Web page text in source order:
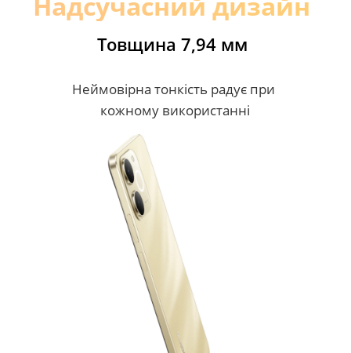
Неймовірна тонкість радує при
кожному використанні
Товщина 7,94 мм